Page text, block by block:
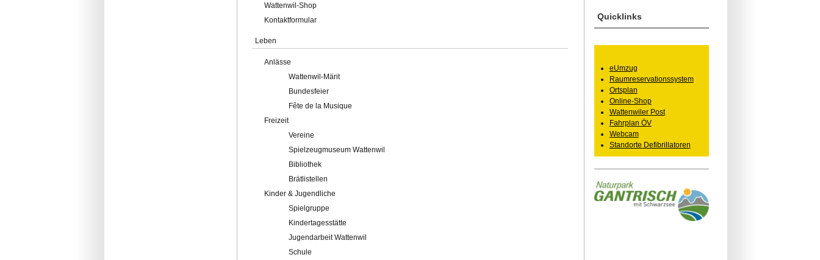
Wattenwil-Shop
Kontaktformular
Leben
Anlässe
Wattenwil-Märit
Bundesfeier
Fête de la Musique
Freizeit
Vereine
Spielzeugmuseum Wattenwil
Bibliothek
Brätlistellen
Kinder & Jugendliche
Spielgruppe
Kindertagesstätte
Jugendarbeit Wattenwil
Schule
Quicklinks
eUmzug
Raumreservationssystem
Ortsplan
Online-Shop
Wattenwiler Post
Fahrplan ÖV
Webcam
Standorte Defibrillatoren